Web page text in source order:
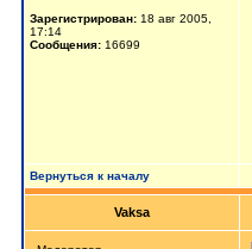
Зарегистрирован: 18 авг 2005,
17:14
Сообщения: 16699
Вернуться к началу
Vaksa